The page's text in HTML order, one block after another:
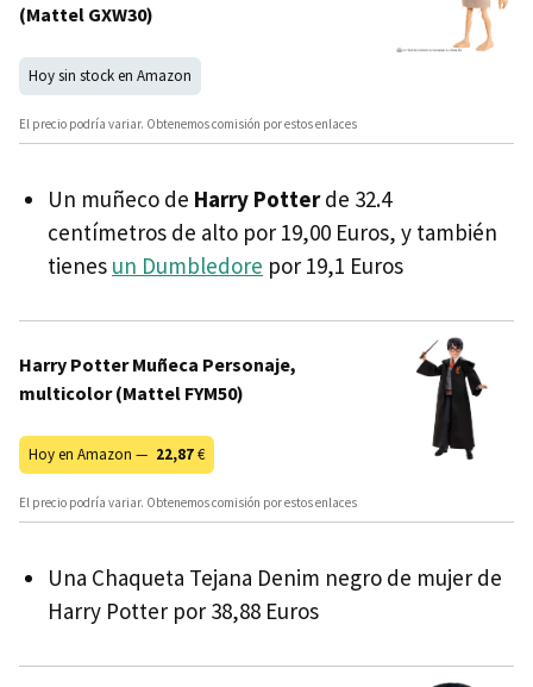
(Mattel GXW30)
Hoy sin stock en Amazon
El precio podría variar. Obtenemos comisión por estos enlaces
Un muñeco de Harry Potterde 32.4
centímetros de alto por 19,00 Euros, y también
tienes un Dumbledore por 19,1 Euros
Harry Potter Muñeca Personaje,
multicolor (Mattel FYM50)
Hoy en Amazon — 22,87€
El precio podría variar. Obtenemos comisión por estos enlaces
Una Chaqueta Tejana Denim negro de mujer de
Harry Potter por 38,88 Euros